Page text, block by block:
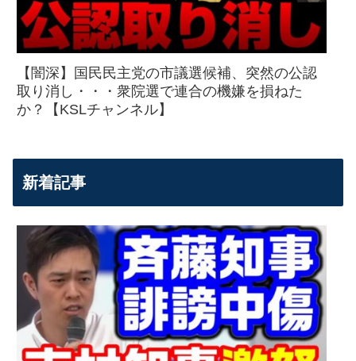
【闇深】国民民主党の市議選候補、突然の公認
取り消し・・・衆院選で連合の機嫌を損ねた
か？【KSLチャンネル】
新着記事